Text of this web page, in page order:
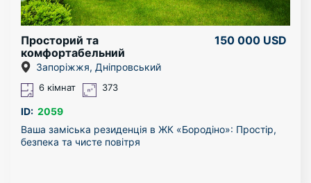
Просторий та
комфортабельний
двоповерховий таунхаус
150 000 USD
Запоріжжя, Дніпровський
6 кімнат 373
ID: 2059
Ваша заміська резиденція в ЖК «Бородіно»: Простір,
безпека та чисте повітря